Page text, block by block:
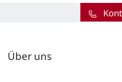
Über uns